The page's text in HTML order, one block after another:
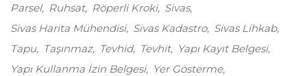
Parsel
Ruhsat Röperli Kroki Sivas
Sivas Harita Mühendisi Sivas Kadastro Sivas Lihkab
Tapu
Taşınmaz Tevhid Tevhit
Yapı Kayıt Belgesi
Yapı Kullanma İzin Belgesi
Yer Gösterme